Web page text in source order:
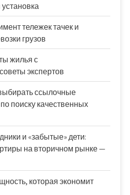
тележек тачек и
грузов
жилья с
экспертов
ссылочные
поиску качественных
и «забытые» дети:
на вторичном рынке —
которая экономит